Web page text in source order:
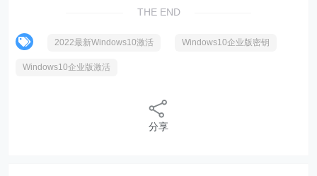
THE END
2022最新Windows10激活 Windows10企业版密钥
Windows10企业版激活
分享